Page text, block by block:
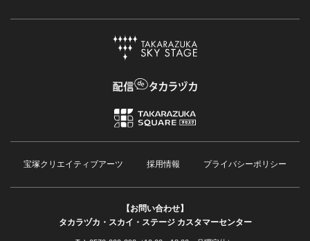
宝塚クリエイティブアーツ 採用情報 プライバシーポリシー
【お問い合わせ】
タカラヅカ・スカイ・ステージ カスタマーセンター